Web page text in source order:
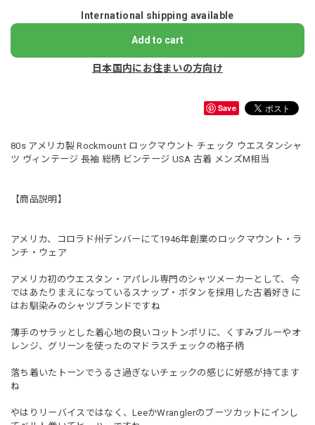
International shipping available
Add to cart
日本国内にお住まいの方向け
Save
80s アメリカ製 Rockmount ロックマウント チェック ウエスタンシャ
ツ ヴィンテージ 長袖 総柄 ビンテージ USA 古着 メンズM相当
【商品説明】
アメリカ、コロラド州デンバーにて1946年創業のロックマウント・ラ
ンチ・ウェア
アメリカ初のウエスタン・アパレル専門のシャツメーカーとして、今
ではあたりまえになっているスナップ・ボタンを採用した古着好きに
はお馴染みのシャツブランドですね
薄手のサラッとした着心地の良いコットンポリに、くすみブルーやオ
レンジ、グリーンを使ったのマドラスチェックの格子柄
落ち着いたトーンでうるさ過ぎないチェックの感じに好感が持てます
ね
やはりリーバイスではなく、LeeかWranglerのブーツカットにインし